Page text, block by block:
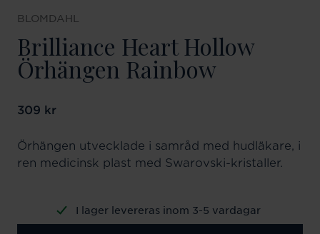
BLOMDAHL
Brilliance Heart Hollow
Örhängen Rainbow
Pris:309 kr
309 kr
Örhängen utvecklade i samråd med hudläkare, i
ren medicinsk plast med Swarovski-kristaller.
I lager levereras inom 3-5 vardagar